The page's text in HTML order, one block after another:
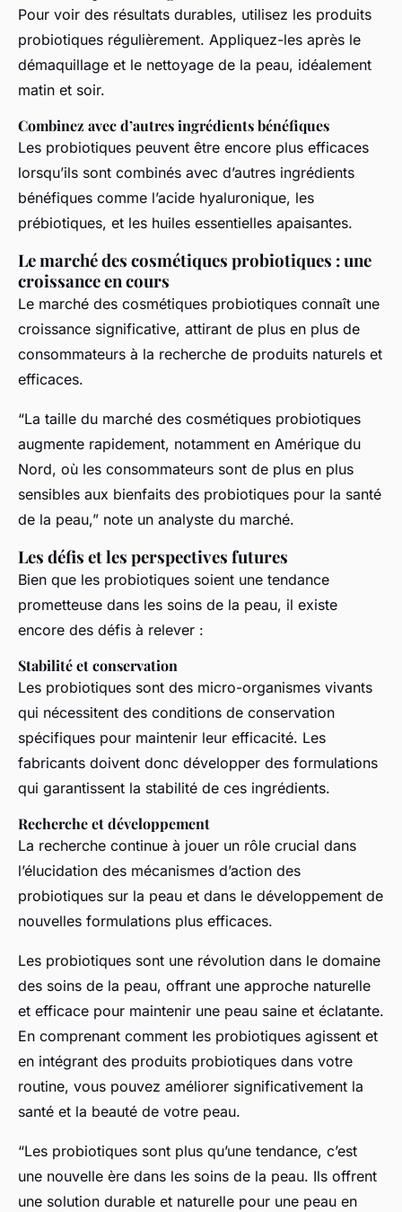
Pour voir des résultats durables, utilisez les produits
probiotiques régulièrement. Appliquez-les après le
démaquillage et le nettoyage de la peau, idéalement
matin et soir.
Combinez avec d’autres ingrédients bénéfiques
Les probiotiques peuvent être encore plus efficaces
lorsqu’ils sont combinés avec d’autres ingrédients
bénéfiques comme l’acide hyaluronique, les
prébiotiques, et les huiles essentielles apaisantes.
Le marché des cosmétiques probiotiques : une
croissance en cours
Le marché des cosmétiques probiotiques connaît une
croissance significative, attirant de plus en plus de
consommateurs à la recherche de produits naturels et
efficaces.
“La taille du marché des cosmétiques probiotiques
augmente rapidement, notamment en Amérique du
Nord, où les consommateurs sont de plus en plus
sensibles aux bienfaits des probiotiques pour la santé
de la peau,” note un analyste du marché.
Les défis et les perspectives futures
Bien que les probiotiques soient une tendance
prometteuse dans les soins de la peau, il existe
encore des défis à relever :
Stabilité et conservation
Les probiotiques sont des micro-organismes vivants
qui nécessitent des conditions de conservation
spécifiques pour maintenir leur efficacité. Les
fabricants doivent donc développer des formulations
qui garantissent la stabilité de ces ingrédients.
Recherche et développement
La recherche continue à jouer un rôle crucial dans
l’élucidation des mécanismes d’action des
probiotiques sur la peau et dans le développement de
nouvelles formulations plus efficaces.
Les probiotiques sont une révolution dans le domaine
des soins de la peau, offrant une approche naturelle
et efficace pour maintenir une peau saine et éclatante.
En comprenant comment les probiotiques agissent et
en intégrant des produits probiotiques dans votre
routine, vous pouvez améliorer significativement la
santé et la beauté de votre peau.
“Les probiotiques sont plus qu’une tendance, c’est
une nouvelle ère dans les soins de la peau. Ils offrent
une solution durable et naturelle pour une peau en